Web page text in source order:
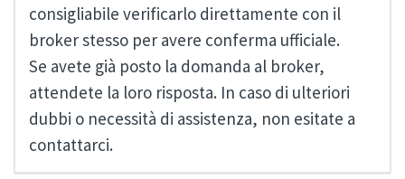
consigliabile verificarlo direttamente con il
broker stesso per avere conferma ufficiale.
Se avete già posto la domanda al broker,
attendete la loro risposta. In caso di ulteriori
dubbi o necessità di assistenza, non esitate a
contattarci.